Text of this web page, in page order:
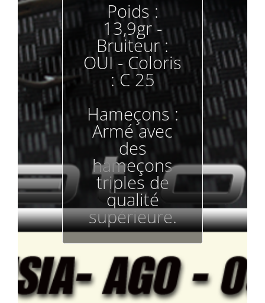
Poids :
13,9gr -
Bruiteur :
OUI - Coloris
: C 25
Hameçons :
Armé avec
des
hameçons
triples de
qualité
supérieure.